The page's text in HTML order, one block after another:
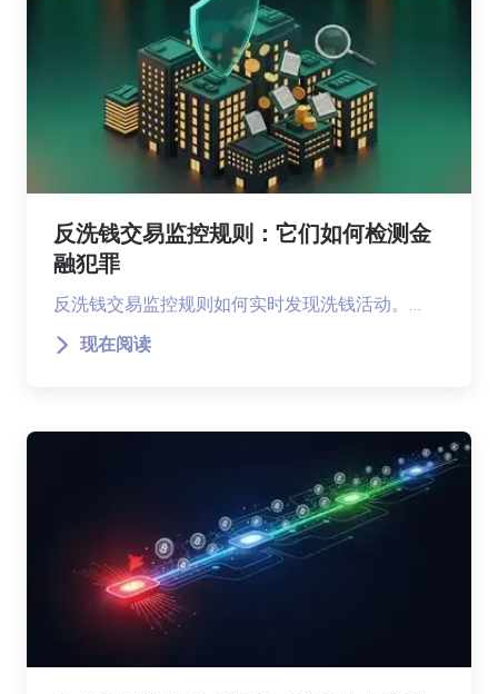
反洗钱交易监控规则：它们如何检测金
融犯罪
反洗钱交易监控规则如何实时发现洗钱活动。…
现在阅读